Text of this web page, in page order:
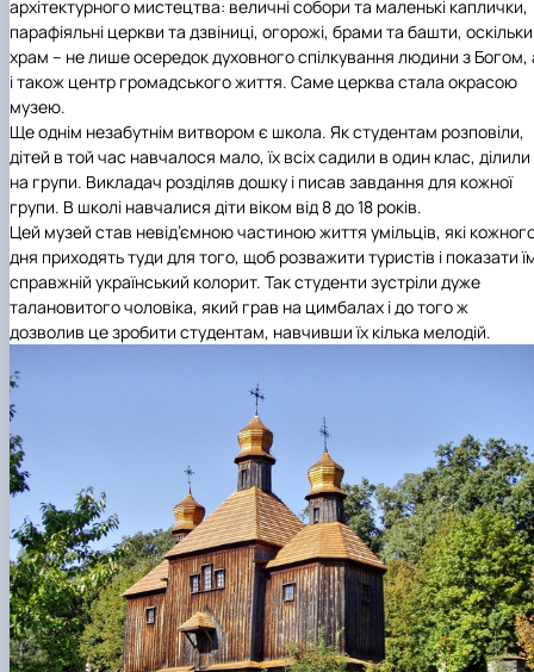
архітектурного мистецтва: величні собори та маленькі каплички,
парафіяльні церкви та дзвіниці, огорожі, брами та башти, оскільки
храм – не лише осередок духовного спілкування людини з Богом,
і також центр громадського життя. Саме церква стала окрасою
музею.
Ще однім незабутнім витвором є школа. Як студентам розповіли,
дітей в той час навчалося мало, їх всіх садили в один клас, ділили
на групи. Викладач розділяв дошку і писав завдання для кожної
групи. В школі навчалися діти віком від 8 до 18 років.
Цей музей став невід’ємною частиною життя умільців, які
дня приходять туди для того, щоб розважити туристів і показати
справжній український колорит. Так студенти зустріли дуже
талановитого чоловіка, який грав на цимбалах і до того ж
дозволив це зробити студентам, навчивши їх кілька мелодій.